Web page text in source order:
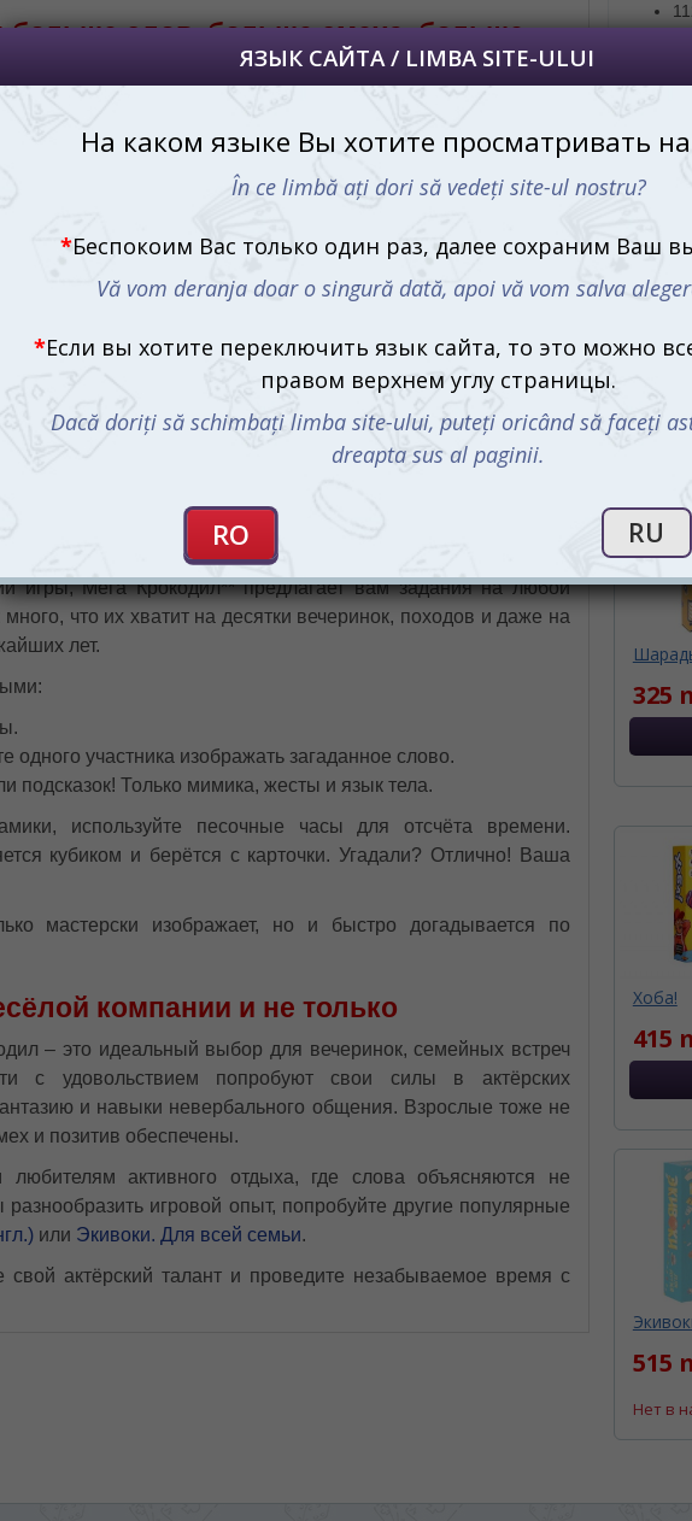
больше слов, больше смеха, больше
прохожему, у большинства тут же всплывут
воспоминания: детские лагеря, школьные
перемены, игры во дворе или дома с
почти нет, а удовольствие — огромное.
Всего-то и нужно: несколько слов, пара
друзей и немного фантазии, чтобы
превратить вечер в море смеха и ярких
эмоций.
классической игры, которое дарит ещё больше
112 карточек, 672 задания и бесконечное веселье — всё в
старые традиции, новые масштабы
игры, Мега Крокодил** предлагает вам задания на любой
много, что их хватит на десятки вечеринок, походов и даже на
лет.
одного участника изображать загаданное слово.
подсказок! Только мимика, жесты и язык тела.
используйте песочные часы для отсчёта времени.
кубиком и берётся с карточки. Угадали? Отлично! Ваша
мастерски изображает, но и быстро догадывается по
компании и не только
– это идеальный выбор для вечеринок, семейных встреч
с удовольствием попробуют свои силы в актёрских
и навыки невербального общения. Взрослые тоже не
и позитив обеспечены.
активного отдыха, где слова объясняются не
игровой опыт, попробуйте другие популярные
или Экивоки. Для всей семьи.
свой актёрский талант и проведите незабываемое время с
С
325
Хоба!
415
515
Нет в